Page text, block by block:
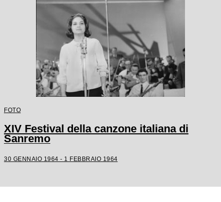
FOTO
XIV Festival della canzone italiana di
Sanremo
30 GENNAIO 1964 - 1 FEBBRAIO 1964